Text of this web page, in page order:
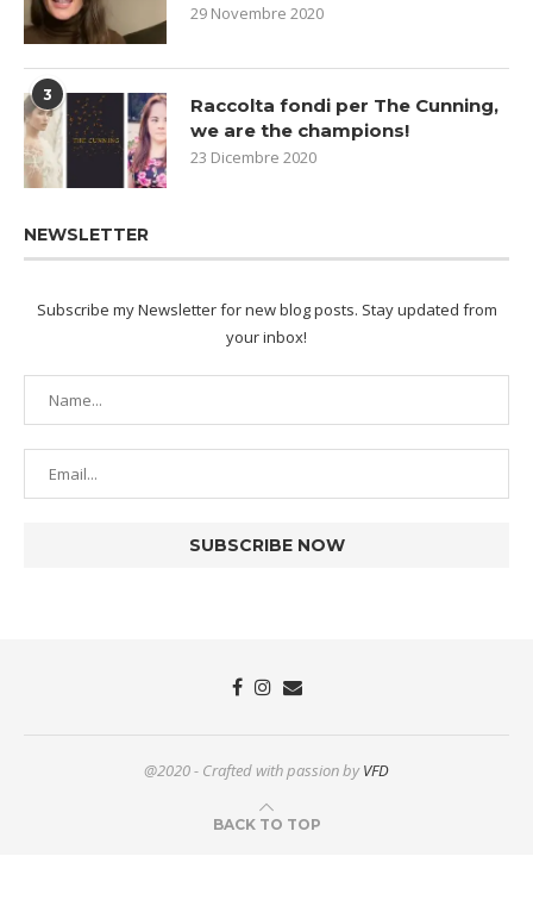
29 Novembre 2020
3
Raccolta fondi per The Cunning,
we are the champions!
23 Dicembre 2020
NEWSLETTER
Subscribe my Newsletter for new blog posts. Stay updated from
your inbox!
@2020 - Crafted with passion byVFD
BACK TO TOP